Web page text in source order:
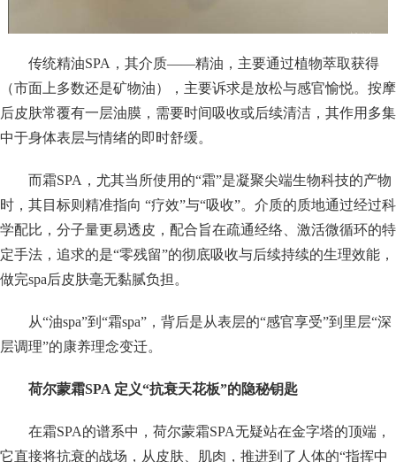
传统精油SPA，其介质——精油，主要通过植物萃取获得
（市面上多数还是矿物油），主要诉求是放松与感官愉悦。按摩
后皮肤常覆有一层油膜，需要时间吸收或后续清洁，其作用多集
中于身体表层与情绪的即时舒缓。
而霜SPA，尤其当所使用的“霜”是凝聚尖端生物科技的产物
时，其目标则精准指向 “疗效”与“吸收”。介质的质地通过经过科
学配比，分子量更易透皮，配合旨在疏通经络、激活微循环的特
定手法，追求的是“零残留”的彻底吸收与后续持续的生理效能，
做完spa后皮肤毫无黏腻负担。
从“油spa”到“霜spa”，背后是从表层的“感官享受”到里层“深
层调理”的康养理念变迁。
荷尔蒙霜SPA 定义“抗衰天花板”的隐秘钥匙
在霜SPA的谱系中，荷尔蒙霜SPA无疑站在金字塔的顶端，
它直接将抗衰的战场，从皮肤、肌肉，推进到了人体的“指挥中